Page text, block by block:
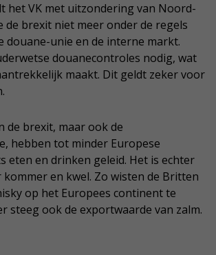
het VK met uitzondering van Noord-
de brexit niet meer onder de regels
douane-unie en de interne markt.
douanecontroles nodig, wat
maakt. Dit geldt zeker voor
de brexit, maar ook de
hebben tot minder Europese
eten en drinken geleid. Het is echter
kommer en kwel. Zo wisten de Britten
op het Europees continent te
steeg ook de exportwaarde van zalm.